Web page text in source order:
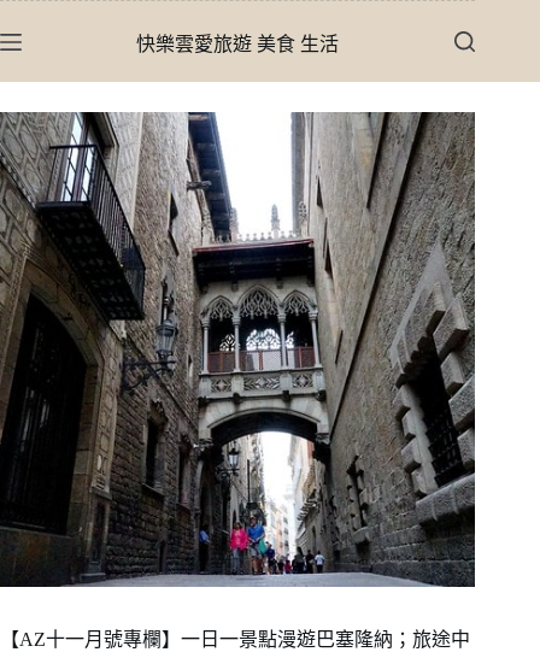
至
內
容
快樂雲愛旅遊 美食 生活
【AZ十一月號專欄】一日一景點漫遊巴塞隆納；旅途中